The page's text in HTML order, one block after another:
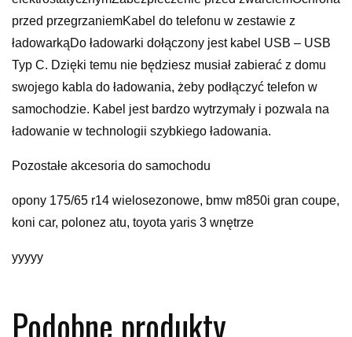
przed przegrzaniemKabel do telefonu w zestawie z
ładowarkąDo ładowarki dołączony jest kabel USB – USB
Typ C. Dzięki temu nie będziesz musiał zabierać z domu
swojego kabla do ładowania, żeby podłączyć telefon w
samochodzie. Kabel jest bardzo wytrzymały i pozwala na
ładowanie w technologii szybkiego ładowania.
Pozostałe akcesoria do samochodu
opony 175/65 r14 wielosezonowe, bmw m850i gran coupe,
koni car, polonez atu, toyota yaris 3 wnętrze
yyyyy
Podobne produkty